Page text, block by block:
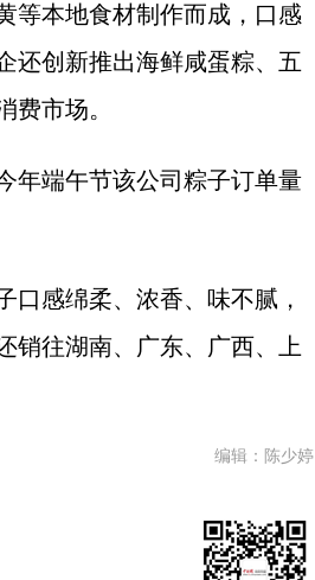
本地食材制作而成，口感
还创新推出海鲜咸蛋粽、五
费市场。
端午节该公司粽子订单量
感绵柔、浓香、味不腻，
销往湖南、广东、广西、上
编辑：陈少婷